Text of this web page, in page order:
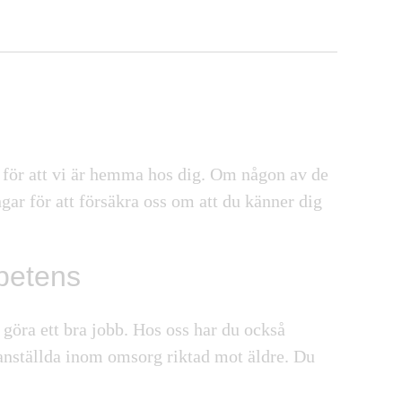
att vi är hemma hos dig. Om någon av de
för att försäkra oss om att du känner dig
ett bra jobb. Hos oss har du också
inom omsorg riktad mot äldre. Du